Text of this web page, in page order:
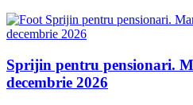
Sprijin pentru pensionari.
decembrie 2026